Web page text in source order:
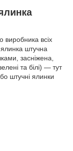
виробника всіх
ялинка штучна
засніжена,
та білі) — тут
штучні ялинки